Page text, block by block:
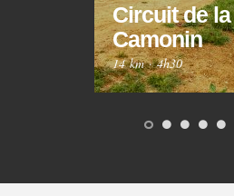
Circuit de
Camonin
14 km·4h30